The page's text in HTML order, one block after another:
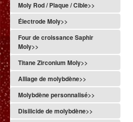
Moly Rod / Plaque / Cible>>
Électrode Moly>>
Four de croissance Saphir
Moly>>
Titane Zirconium Moly>>
Alliage de molybdène>>
Molybdène personnalisé>>
Disilicide de molybdène>>